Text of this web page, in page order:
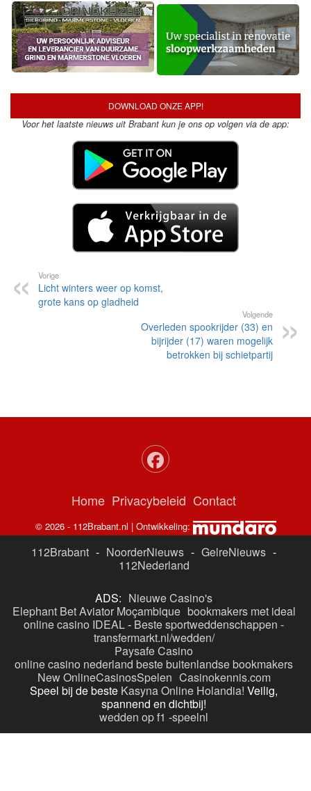
DOWNLOAD ONZE APP!
Voor het laatste nieuws uit Brabant kun je ons op volgen via de app:
Vorige
Licht winters weer op komst,
grote kans op gladheid
Volgende
Overleden spookrijder (33) en
bijrijder (17) waren mogelijk
betrokken bij schietpartij
Home Privacybeleid Contact
© 2026 - 112Brabant.nl | Ontwikkeling:
112Brabant - NoorderNieuws - GelreNieuws -
112Nederland
ADS: Nieuwe Casino's
Elephant Bet Aviator Moçambique bookmakers met ideal
online casino IDEAL- Beste sportweddenschappen -
transfermarkt.nl/wedden/
Paysafe Casino
online casino nederland beste buitenlandse bookmakers
New OnlineCasinosSpelen Casinokennis.com
Speel bij de beste Kasyna Online Holandia! Veilig,
spannend en dichtbij!
wedden op f1 -speelnl